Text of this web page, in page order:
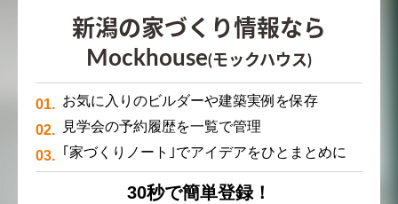
新潟の家づくり情報なら
Mockhouse(モックハウス)
お気に入りのビルダーや建築実例を保存
見学会の予約履歴を一覧で管理
｢家づくりノート｣でアイデアをひとまとめに
30秒で簡単登録！